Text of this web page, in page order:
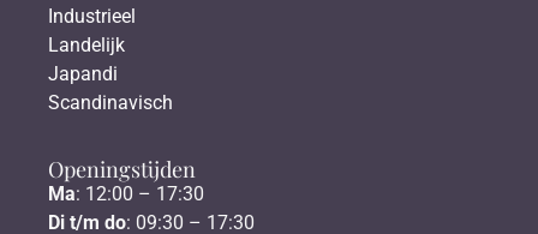
Industrieel
Landelijk
Japandi
Scandinavisch
Openingstijden
Ma: 12:00 – 17:30
Di t/m do: 09:30 – 17:30